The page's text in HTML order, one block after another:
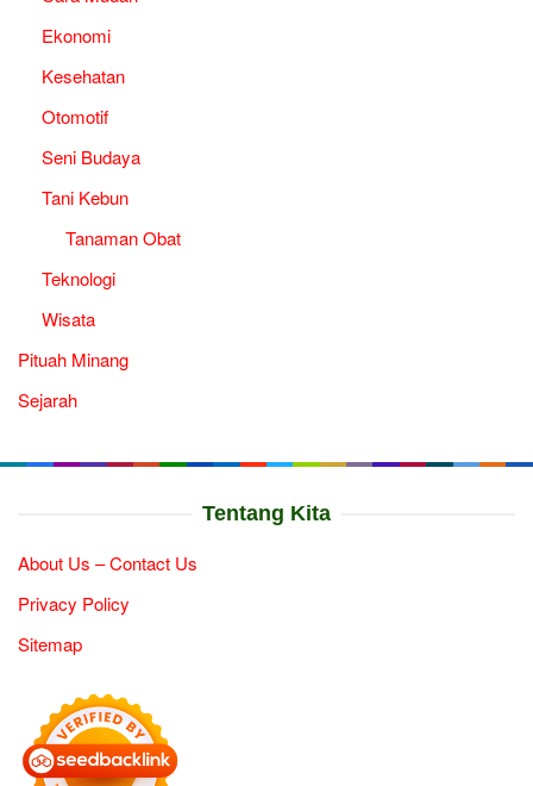
Ekonomi
Kesehatan
Otomotif
Seni Budaya
Tani Kebun
Tanaman Obat
Teknologi
Wisata
Pituah Minang
Sejarah
Tentang Kita
About Us – Contact Us
Privacy Policy
Sitemap